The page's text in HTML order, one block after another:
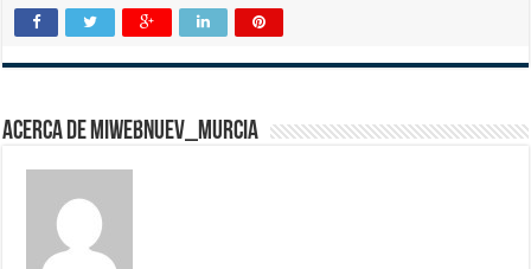
Acerca de miwebnuev_murcia